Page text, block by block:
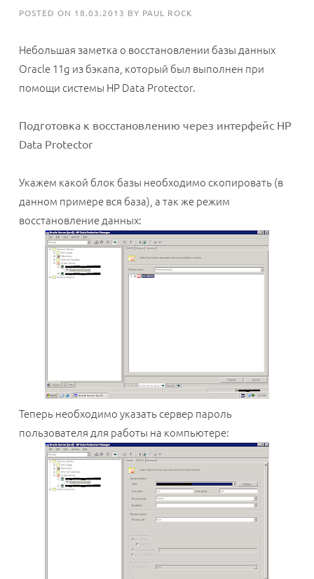
POSTED ON 18.03.2013 BY PAUL ROCK
Небольшая заметка о восстановлении базы данных
Oracle 11g из бэкапа, который был выполнен при
помощи системы HP Data Protector.
Подготовка к восстановлению через интерфейс HP
Data Protector
Укажем какой блок базы необходимо скопировать (в
данном примере вся база), а так же режим
восстановление данных:
Теперь необходимо указать сервер пароль
пользователя для работы на компьютере: